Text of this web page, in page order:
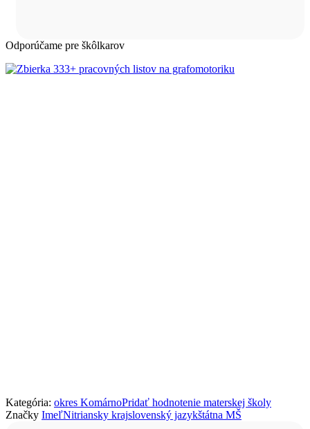
Odporúčame pre škôlkarov
Kategória: okres KomárnoPridať hodnotenie materskej školy
Značky ImeľNitriansky krajslovenský jazykštátna MŠ